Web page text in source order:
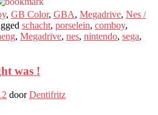
, GB Color, GBA, Megadrive, Nes /
schacht, porselein, comboy,
, Megadrive, nes, nintendo, sega,
was !
doorDentifritz